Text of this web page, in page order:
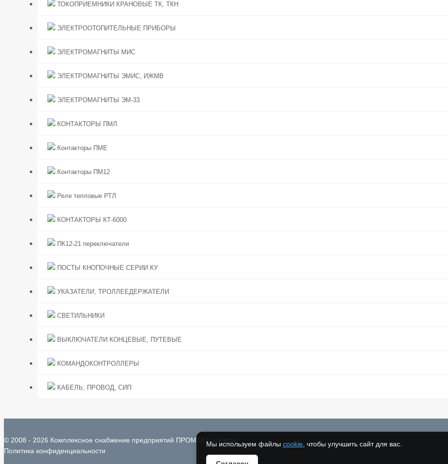
ТОКОПРИЕМНИКИ КРАНОВЫЕ ТК, ТКН
ЭЛЕКТРООТОПИТЕЛЬНЫЕ ПРИБОРЫ
ЭЛЕКТРОМАГНИТЫ МИС
ЭЛЕКТРОМАГНИТЫ ЭМИС, ИЖМВ
ЭЛЕКТРОМАГНИТЫ ЭМ-33
КОНТАКТОРЫ ПМЛ
Контакторы ПМЕ
Контакторы ПМ12
Реле тепловые РТЛ
КОНТАКТОРЫ КТ-6000
ПК12-21 переключатели
ПОСТЫ КНОПОЧНЫЕ СЕРИИ КУ
УКАЗАТЕЛИ, ТРОЛЛЕЕДЕРЖАТЕЛИ
СВЕТИЛЬНИКИ
ВЫКЛЮЧАТЕЛИ КОНЦЕВЫЕ, ПУТЕВЫЕ
КОМАНДОКОНТРОЛЛЕРЫ
КАБЕЛЬ, ПРОВОД, СИП
© 2008 - 2026 Комплексное снабжение предприятий ПРОМТЕХ-электро
Политика конфиденциальности
Мы используем файлы cookie , чтобы улучшить сайт для вас.